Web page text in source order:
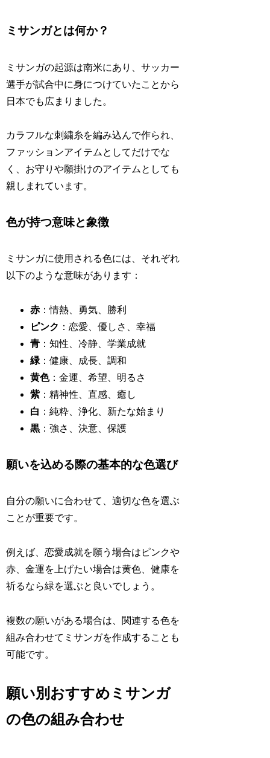
ミサンガとは何か？
ミサンガの起源は南米にあり、サッカー
選手が試合中に身につけていたことから
日本でも広まりました。
カラフルな刺繍糸を編み込んで作られ、
ファッションアイテムとしてだけでな
く、お守りや願掛けのアイテムとしても
親しまれています。
色が持つ意味と象徴
ミサンガに使用される色には、それぞれ
以下のような意味があります：
赤 ：情熱、勇気、勝利
ピンク ：恋愛、優しさ、幸福
青 ：知性、冷静、学業成就
緑 ：健康、成長、調和
黄色：金運、希望、明るさ
紫：精神性、直感、癒し
白 ：純粋、浄化、新たな始まり
黒 ：強さ、決意、保護
願いを込める際の基本的な色選び
自分の願いに合わせて、適切な色を選ぶ
ことが重要です。
例えば、恋愛成就を願う場合はピンクや
赤、金運を上げたい場合は黄色、健康を
祈るなら緑を選ぶと良いでしょう。
複数の願いがある場合は、関連する色を
組み合わせてミサンガを作成することも
可能です。
願い別おすすめミサンガ
の色の組み合わせ